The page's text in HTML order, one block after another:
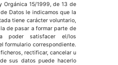
Orgánica 15/1999, de 13 de
Datos le indicamos que la
tiene carácter voluntario,
de pasar a formar parte de
poder satisfacer el/los
formulario correspondiente.
rectificar, cancelar u
sus datos puede hacerlo